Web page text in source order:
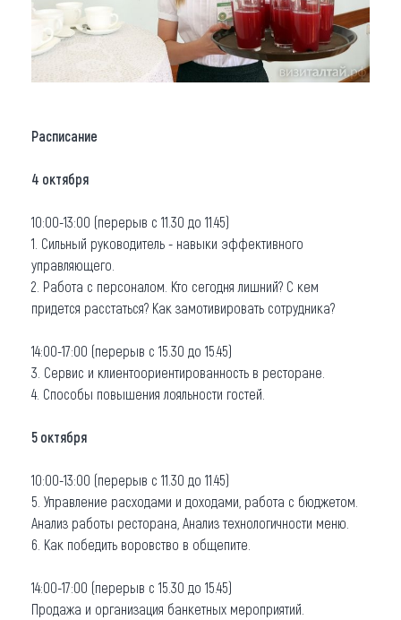
Расписание
4 октября
10:00-13:00 (перерыв с 11.30 до 11.45)
1. Сильный руководитель - навыки эффективного
управляющего.
2. Работа с персоналом. Кто сегодня лишний? С кем
придется расстаться? Как замотивировать сотрудника?
14:00-17:00 (перерыв с 15.30 до 15.45)
3. Сервис и клиентоориентированность в ресторане.
4. Способы повышения лояльности гостей.
5 октября
10:00-13:00 (перерыв с 11.30 до 11.45)
5. Управление расходами и доходами, работа с бюджетом.
Анализ работы ресторана, Анализ технологичности меню.
6. Как победить воровство в общепите.
14:00-17:00 (перерыв с 15.30 до 15.45)
Продажа и организация банкетных мероприятий.